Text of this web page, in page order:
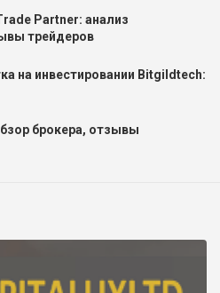
Partner: анализ
трейдеров
на инвестировании Bitgildtech:
брокера, отзывы